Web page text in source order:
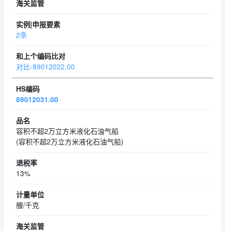
2条
对比-89012022.00
89012031.00
容积不超2万立方米液化石油气船
(容积不超2万立方米液化石油气船)
13%
艘/千克